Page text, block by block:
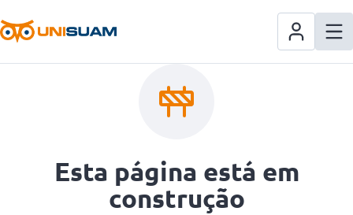
Esta página está em
construção